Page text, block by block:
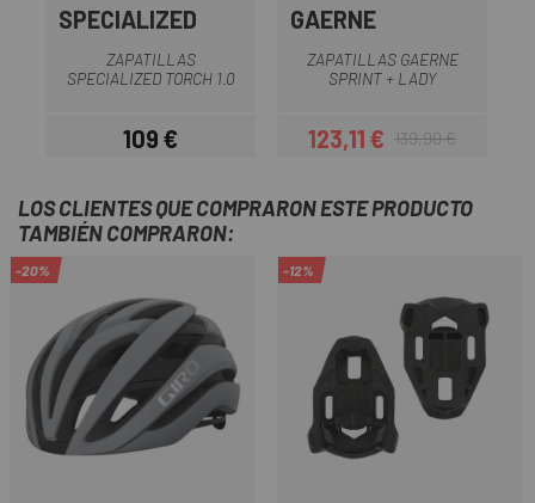
SPECIALIZED
ZAPATILLAS
SPECIALIZED TORCH 1.0
Precio
109 €
GAERNE
ZAPATILLAS GAERNE
SPRINT + LADY
Precio
123,11 €Precio regular
139,90 €
LOS CLIENTES QUE COMPRARON ESTE PRODUCTO
TAMBIÉN COMPRARON:
-20% -12%